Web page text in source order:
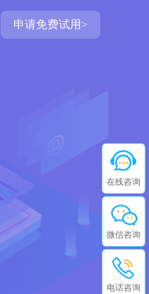
申请免费试用>
在线咨询
微信咨询
电话咨询